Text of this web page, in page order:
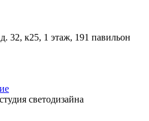
32, к25, 1 этаж, 191 павильон
светодизайна